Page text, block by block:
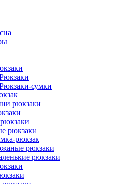
сумки
рюкзаки
рюкзаки
рюкзак
рюкзаки
рюкзаки